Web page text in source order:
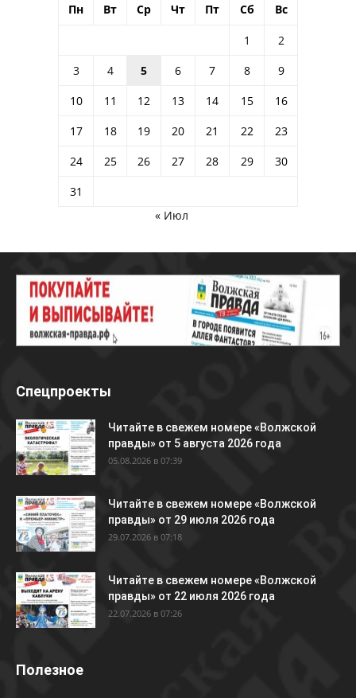
Пн Вт Ср Чт Пт Сб Вс
1
2
3
4 5 6 7 8
9
10
11 12 13 14 15
16
17
18 19 20 21 22
23
24
25 26 27 28 29
30
31
« Июл
Спецпроекты
Читайте в свежем номере «Волжской
правды» от 5 августа 2026 года
05.08.2026 в 07:39
Читайте в свежем номере «Волжской
правды» от 29 июля 2026 года
29.07.2026 в 07:18
Читайте в свежем номере «Волжской
правды» от 22 июля 2026 года
22.07.2026 в 07:26
Полезное